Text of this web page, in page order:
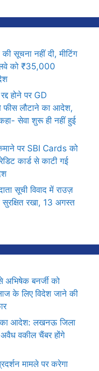
सूचना नहीं दी, मीटिंग
को ₹35,000
होने पर GD
लौटाने का आदेश,
सेवा शुरू ही नहीं हुई
पर SBI Cards को
कार्ड से काटी गई
सूची विवाद में राउज़
सुरक्षित रखा, 13 अगस्त
अभिषेक बनर्जी को
के लिए विदेश जाने की
का आदेश: लखनऊ जिला
वकील चैंबर होंगे
मामले पर करेगा